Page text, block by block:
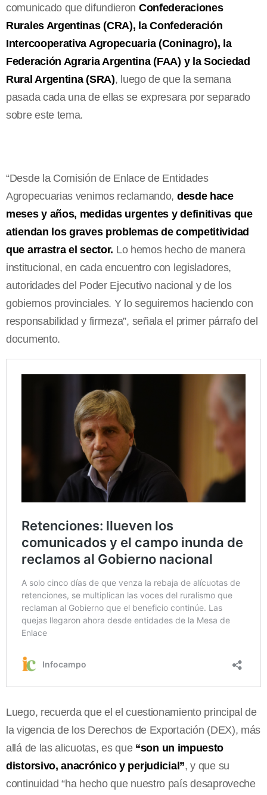
comunicado que difundieron Confederaciones
Rurales Argentinas (CRA), la Confederación
Intercooperativa Agropecuaria (Coninagro), la
Federación Agraria Argentina (FAA) y la Sociedad
Rural Argentina (SRA), luego de que la semana
pasada cada una de ellas se expresara por separado
sobre este tema.
“Desde la Comisión de Enlace de Entidades
Agropecuarias venimos reclamando, desde hace
meses y años, medidas urgentes y definitivas que
atiendan los graves problemas de competitividad
que arrastra el sector. Lo hemos hecho de manera
institucional, en cada encuentro con legisladores,
autoridades del Poder Ejecutivo nacional y de los
gobiernos provinciales. Y lo seguiremos haciendo con
responsabilidad y firmeza”, señala el primer párrafo del
documento.
Luego, recuerda que el el cuestionamiento principal de
la vigencia de los Derechos de Exportación (DEX), más
allá de las alicuotas, es que “son un impuesto
distorsivo, anacrónico y perjudicial”, y que su
continuidad “ha hecho que nuestro país desaproveche